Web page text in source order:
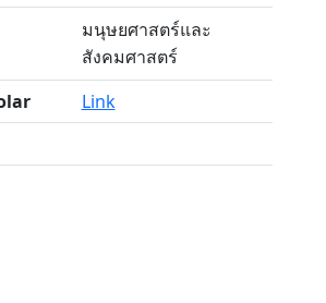
มนุษยศาสตร์และ
สังคมศาสตร์
Link